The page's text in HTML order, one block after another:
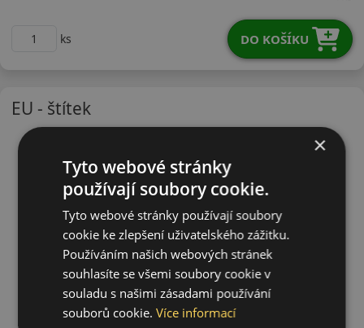
ks DO KOŠÍKU
EU - štítek
×
Tyto webové stránky
používají soubory cookie.
Tyto webové stránky používají soubory
cookie ke zlepšení uživatelského zážitku.
Používáním našich webových stránek
souhlasíte se všemi soubory cookie v
souladu s našimi zásadami používání
souborů cookie.Více informací